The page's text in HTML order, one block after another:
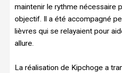
maintenir le rythme nécessaire
objectif. Il a été accompagné
lièvres qui se relayaient pour
allure.
La réalisation de Kipchoge a